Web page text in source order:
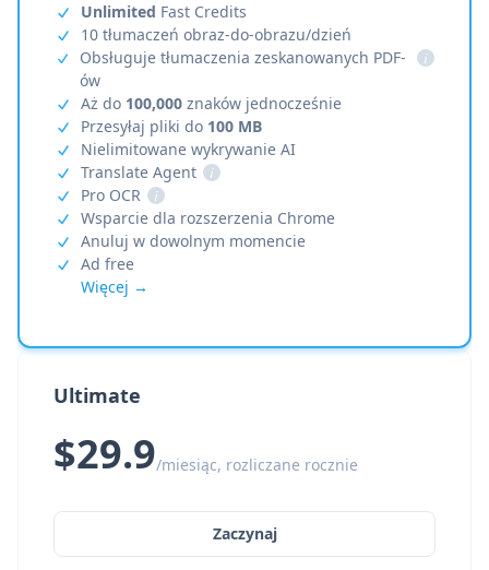
Unlimited Fast Credits
10 tłumaczeń obraz-do-obrazu/dzień
Obsługuje tłumaczenia zeskanowanych PDF-
ów
i
Aż do 100,000 znaków jednocześnie
Przesyłaj pliki do 100 MB
Nielimitowane wykrywanie AI
Translate Agent
i
Pro OCR
i
Wsparcie dla rozszerzenia Chrome
Anuluj w dowolnym momencie
Ad free
Więcej →
Ultimate
$29.9/miesiąc, rozliczane rocznie
Zaczynaj